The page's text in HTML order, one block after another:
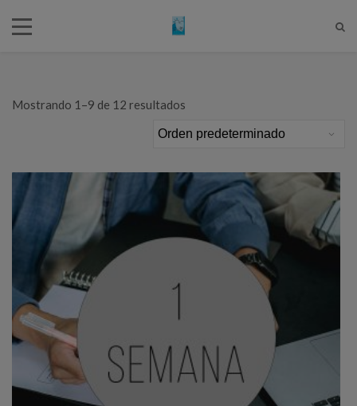
Mostrando 1–9 de 12 resultados